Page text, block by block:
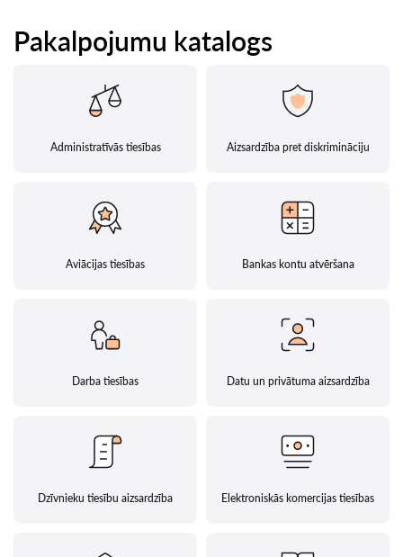
Pakalpojumu katalogs
Administratīvās tiesības Aizsardzība pret diskrimināciju
Aviācijas tiesības Bankas kontu atvēršana
Darba tiesības Datu un privātuma aizsardzība
Dzīvnieku tiesību aizsardzība Elektroniskās komercijas tiesības